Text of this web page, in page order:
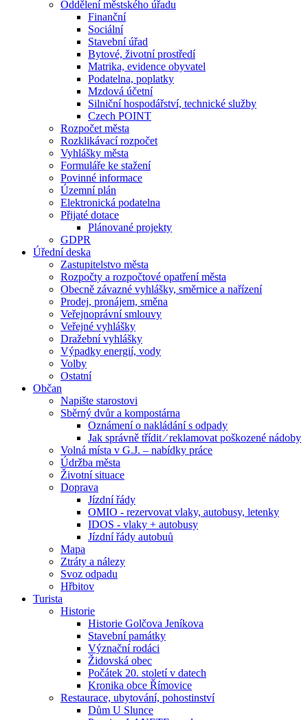
Oddělení městského úřadu
Finanční
Sociální
Stavební úřad
Bytové, životní prostředí
Matrika, evidence obyvatel
Podatelna, poplatky
Mzdová účetní
Silniční hospodářství, technické služby
Czech POINT
Rozpočet města
Rozklikávací rozpočet
Vyhlášky města
Formuláře ke stažení
Povinné informace
Územní plán
Elektronická podatelna
Přijaté dotace
Plánované projekty
GDPR
Úřední deska
Zastupitelstvo města
Rozpočty a rozpočtové opatření města
Obecně závazné vyhlášky, směrnice a nařízení
Prodej, pronájem, směna
Veřejnoprávní smlouvy
Veřejné vyhlášky
Dražební vyhlášky
Výpadky energií, vody
Volby
Ostatní
Občan
Napište starostovi
Sběrný dvůr a kompostárna
Oznámení o nakládání s odpady
Jak správně třídit ⁄ reklamovat poškozené nádoby
Volná místa v G.J. – nabídky práce
Údržba města
Životní situace
Doprava
Jízdní řády
OMIO - rezervovat vlaky, autobusy, letenky
IDOS - vlaky + autobusy
Jízdní řády autobuů
Mapa
Ztráty a nálezy
Svoz odpadu
Hřbitov
Turista
Historie
Historie Golčova Jeníkova
Stavební památky
Význační rodáci
Židovská obec
Počátek 20. století v datech
Kronika obce Římovice
Restaurace, ubytování, pohostinství
Dům U Slunce